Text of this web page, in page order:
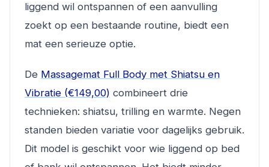
liggend wil ontspannen of een aanvulling
zoekt op een bestaande routine, biedt een
mat een serieuze optie.
De Massagemat Full Body met Shiatsu en
Vibratie (€149,00) combineert drie
technieken: shiatsu, trilling en warmte. Negen
standen bieden variatie voor dagelijks gebruik.
Dit model is geschikt voor wie liggend op bed